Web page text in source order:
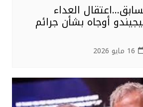
العداء
أوجاه بشأن جرائم
16 مايو 2026